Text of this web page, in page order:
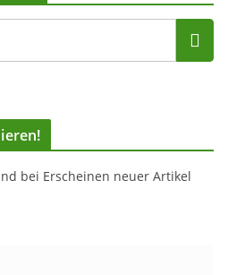
bei Erscheinen neuer Artikel